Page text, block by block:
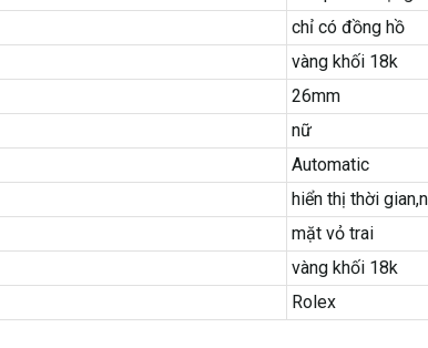
chỉ có đồng hồ
vàng khối 18k
26mm
nữ
Automatic
hiển thị thời
mặt vỏ trai
vàng khối 18k
Rolex